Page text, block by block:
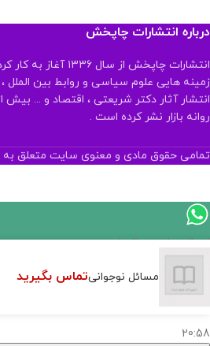
درباره انتشارات چاپخش
انتشارات چاپخش از سال
زمینه هایی علوم سیاسی و روابط بین الملل
روانه بازار نشر کرده است .
تمامی حقوق مادی و معنوی سایت متعلق به
مسائل نوجوانیتماس بگیرید
ارسال پیام در واتساپ
کارشناس فروش
سلام, چطور میتونم کمکتون کنم؟
20:58